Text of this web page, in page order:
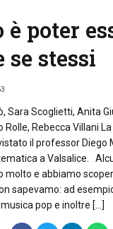
poter
se stessi
Sara Scoglietti, Anita
Rolle, Rebecca Villani
il professor Diego
a Valsalice.
molto e abbiamo
sapevamo: ad
pop e inoltre […]